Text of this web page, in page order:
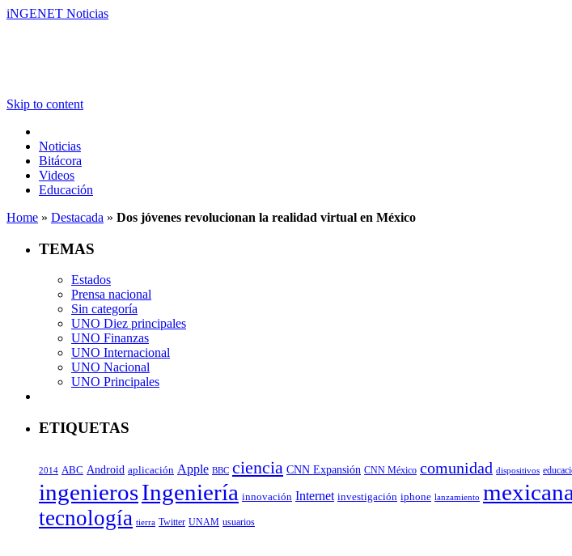
iNGENET Noticias
Skip to content
Noticias
Bitácora
Videos
Educación
Home » Destacada » Dos jóvenes revolucionan la realidad virtual en México
TEMAS
Estados
Prensa nacional
Sin categoría
UNO Diez principales
UNO Finanzas
UNO Internacional
UNO Nacional
UNO Principales
ETIQUETAS
2014 ABC Android aplicación Apple BBC ciencia CNN Expansión CNN México comunidad dispositivos
ingenierosIngeniería innovación Internet investigación iphone lanzamiento mexicana
tecnología tierra Twitter UNAM usuarios